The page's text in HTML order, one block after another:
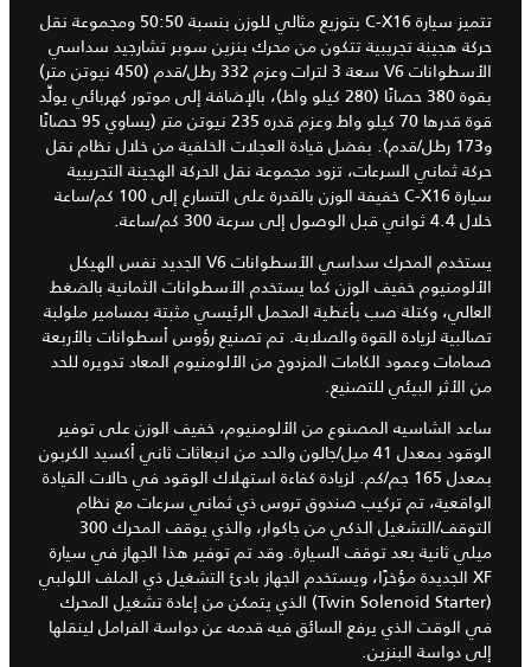
تتميز سيارة C-X16 بتوزيع مثالي للوزن بنسبة 50:50 ومجموعة نقل
حركة هجينة تجريبية تتكون من محرك بنزين سوبر تشارجيد سداسي
الأسطوانات V6 سعة 3 لترات وعزم 332 رطل/قدم (450 نيوتن متر)
بقوة 380 حصانًا (280 كيلو واط)، بالإضافة إلى موتور كهربائي يولِّد
قوة قدرها 70 كيلو واط وعزم قدره 235 نيوتن متر (يساوي 95 حصانًا
و173 رطل/قدم). بفضل قيادة العجلات الخلفية من خلال نظام نقل
حركة ثماني السرعات، تزود مجموعة نقل الحركة الهجينة التجريبية
سيارة C-X16 خفيفة الوزن بالقدرة على التسارع إلى 100 كم/ساعة
خلال 4.4 ثواني قبل الوصول إلى سرعة 300 كم/ساعة.
يستخدم المحرك سداسي الأسطوانات V6 الجديد نفس الهيكل
الألومنيوم خفيف الوزن كما يستخدم الأسطوانات الثمانية بالضغط
العالي، وكتلة صب بأغطية المحمل الرئيسي مثبتة بمسامير ملولبة
تصالبية لزيادة القوة والصلابة. تم تصنيع رؤوس أسطوانات بالأربعة
صمامات وعمود الكامات المزدوج من الألومنيوم المعاد تدويره للحد
من الأثر البيئي للتصنيع.
ساعد الشاسيه المصنوع من الألومنيوم، خفيف الوزن على توفير
الوقود بمعدل 41 ميل/جالون والحد من انبعاثات ثاني أكسيد الكربون
بمعدل 165 جم/كم. لزيادة كفاءة استهلاك الوقود في حالات القيادة
الواقعية، تم تركيب صندوق تروس ذي ثماني سرعات مع نظام
التوقف/التشغيل الذكي من جاكوار، والذي يوقف المحرك 300
ميلي ثانية بعد توقف السيارة. وقد تم توفير هذا الجهاز في سيارة
XF الجديدة مؤخرًا، ويستخدم الجهاز بادئ التشغيل ذي الملف اللولبي
(Twin Solenoid Starter) الذي يتمكن من إعادة تشغيل المحرك
في الوقت الذي يرفع السائق فيه قدمه عن دواسة الفرامل لينقلها
إلى دواسة البنزين.